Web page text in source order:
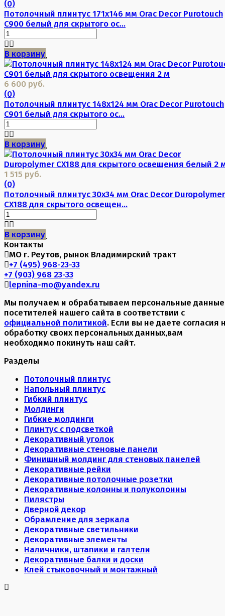
(0)
Потолочный плинтус 171х146 мм Orac Decor Purotouch
C900 белый для скрытого ос...
В корзину
6 600 руб.
(0)
Потолочный плинтус 148х124 мм Orac Decor Purotouch
C901 белый для скрытого ос...
В корзину
1 515 руб.
(0)
Потолочный плинтус 30х34 мм Orac Decor Duropolymer
CX188 для скрытого освещен...
В корзину
Контакты
МО г. Реутов, рынок Владимирский тракт
+7 (495) 968-23-33
+7 (903) 968 23-33
lepnina-mo@yandex.ru
Мы получаем и обрабатываем персональные данные
посетителей нашего сайта в соответствии с
официальной политикой. Если вы не даете согласия
обработку своих персональных данных,вам
необходимо покинуть наш сайт.
Разделы
Потолочный плинтус
Напольный плинтус
Гибкий плинтус
Молдинги
Гибкие молдинги
Плинтус с подсветкой
Декоративный уголок
Декоративные стеновые панели
Финишный молдинг для стеновых панелей
Декоративные рейки
Декоративные потолочные розетки
Декоративные колонны и полуколонны
Пилястры
Дверной декор
Обрамление для зеркала
Декоративные светильники
Декоративные элементы
Наличники, штапики и галтели
Декоративные балки и доски
Клей стыковочный и монтажный